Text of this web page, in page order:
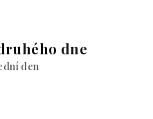
dne
den